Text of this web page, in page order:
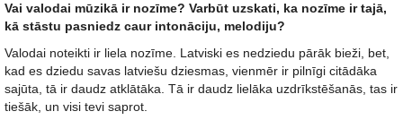
Vai valodai mūzikā ir nozīme? Varbūt uzskati, ka nozīme ir tajā,
kā stāstu pasniedz caur intonāciju, melodiju?
Valodai noteikti ir liela nozīme. Latviski es nedziedu pārāk bieži, bet,
kad es dziedu savas latviešu dziesmas, vienmēr ir pilnīgi citādāka
sajūta, tā ir daudz atklātāka. Tā ir daudz lielāka uzdrīkstēšanās, tas ir
tiešāk, un visi tevi saprot.